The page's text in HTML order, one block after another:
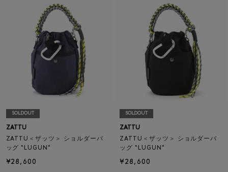
SOLDOUT
ZATTU
ZATTU＜ザッツ＞ ショルダーバ
ッグ "LUGUN"
¥28,600
SOLDOUT
ZATTU
ZATTU＜ザッツ＞ ショルダーバ
ッグ "LUGUN"
¥28,600